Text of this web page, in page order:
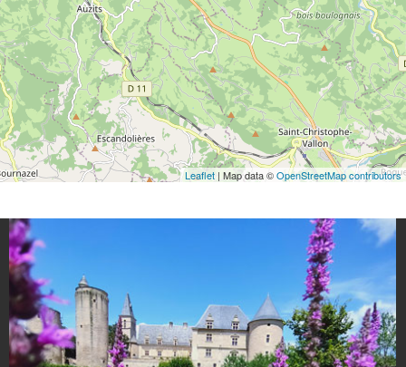
Leaflet | Map data ©OpenStreetMap contributors